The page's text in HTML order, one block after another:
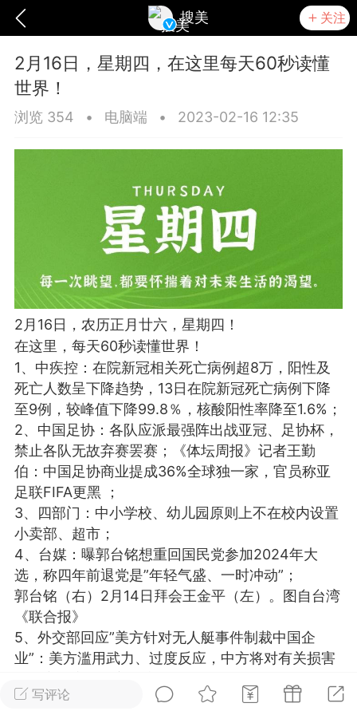
搜美 关注
爆汗熊 卡卡动能素 无创溶斑术
美业357 芯诗妍 卡卡美业
每次200金币 点击购买
师 小熊水光
爆汗熊
脂
卡卡动能素
皇斯普拉雅
建术
DRYY面膜
爆款平台 Lv.8 靓号
加盟商
26 23:18
电脑端 美业资讯
闪充小白罐
本/双效闪充，养出紧致小白脸！一、项
充小白罐 = 闪充大白肌（仪器）× 草本
产品）×极光嫩肤啫喱（产品）这是一套
护...写评论
2月16日，星期四，在这里每天60秒读懂
世界！
浏览 354 • 电脑端 • 2023-02-16 12:35
2月16日，农历正月廿六，星期四！
在这里，每天60秒读懂世界！
1、中疾控：在院新冠相关死亡病例超8万，阳性及
死亡人数呈下降趋势，13日在院新冠死亡病例下降
至9例，较峰值下降99.8％，核酸阳性率降至1.6%；
2、中国足协：各队应派最强阵出战亚冠、足协杯，
禁止各队无故弃赛罢赛；《体坛周报》记者王勤
伯：中国足协商业提成36%全球独一家，官员称亚
足联FIFA更黑 ；
3、四部门：中小学校、幼儿园原则上不在校内设置
小卖部、超市；
4、台媒：曝郭台铭想重回国民党参加2024年大
选，称四年前退党是”年轻气盛、一时冲动”；
郭台铭（右）2月14日拜会王金平（左）。图自台湾
《联合报》
5、外交部回应”美方针对无人艇事件制裁中国企
业”：美方滥用武力、过度反应，中方将对有关损害
6、外媒：美国一载硝酸卡车侧翻，车上硝酸泄漏，